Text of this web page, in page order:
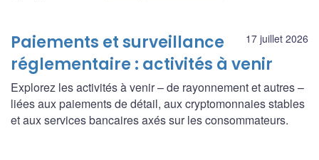
17 juillet 2026
Paiements et surveillance
réglementaire : activités à venir
Explorez les activités à venir – de rayonnement et autres –
liées aux paiements de détail, aux cryptomonnaies stables
et aux services bancaires axés sur les consommateurs.